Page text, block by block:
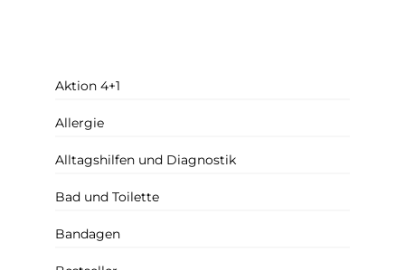
Aktion 4+1
Allergie
Alltagshilfen und Diagnostik
Bad und Toilette
Bandagen